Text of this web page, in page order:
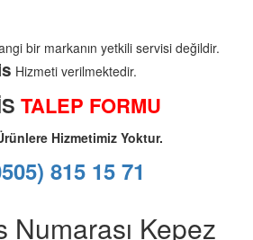
bir markanın yetkili servisi değildir.
Hizmeti verilmektedir.
TALEP FORMU
Hizmetimiz Yoktur.
815 15 71
Numarası Kepez